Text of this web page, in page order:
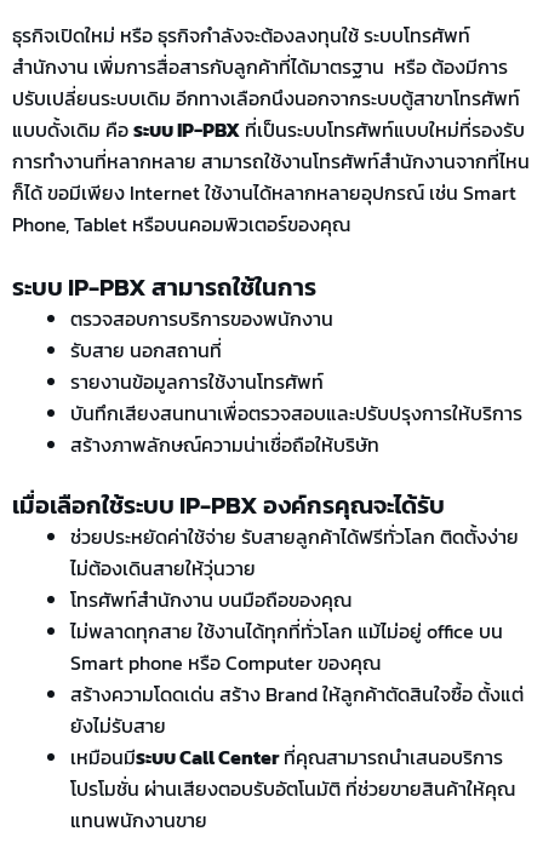
ธุรกิจเปิดใหม่ หรือ ธุรกิจกำลังจะต้องลงทุนใช้ ระบบโทรศัพท์
สำนักงาน เพิ่มการสื่อสารกับลูกค้าที่ได้มาตรฐาน หรือ ต้องมีการ
ปรับเปลี่ยนระบบเดิม อีกทางเลือกนึงนอกจากระบบตู้สาขาโทรศัพท์
แบบดั้งเดิม คือระบบ IP-PBX ที่เป็นระบบโทรศัพท์แบบใหม่ที่รองรับ
การทำงานที่หลากหลาย สามารถใช้งานโทรศัพท์สำนักงานจากที่ไหน
ก็ได้ ขอมีเพียง Internet ใช้งานได้หลากหลายอุปกรณ์ เช่น Smart
Phone, Tablet หรือบนคอมพิวเตอร์ของคุณ
ระบบ IP-PBX สามารถใช้ในการ
ตรวจสอบการบริการของพนักงาน
รับสาย นอกสถานที่
รายงานข้อมูลการใช้งานโทรศัพท์
บันทึกเสียงสนทนาเพื่อตรวจสอบและปรับปรุงการให้บริการ
สร้างภาพลักษณ์ความน่าเชื่อถือให้บริษัท
เมื่อเลือกใช้ระบบ IP-PBX องค์กรคุณจะได้รับ
ช่วยประหยัดค่าใช้จ่าย รับสายลูกค้าได้ฟรีทั่วโลก ติดตั้งง่าย
ไม่ต้องเดินสายให้วุ่นวาย
โทรศัพท์สำนักงาน บนมือถือของคุณ
ไม่พลาดทุกสาย ใช้งานได้ทุกที่ทั่วโลก แม้ไม่อยู่ office บน
Smart phone หรือ Computer ของคุณ
สร้างความโดดเด่น สร้าง Brand ให้ลูกค้าตัดสินใจซื้อ ตั้งแต่
ยังไม่รับสาย
เหมือนมีระบบ Call Centerที่คุณสามารถนำเสนอบริการ
โปรโมชั่น ผ่านเสียงตอบรับอัตโนมัติ ที่ช่วยขายสินค้าให้คุณ
แทนพนักงานขาย